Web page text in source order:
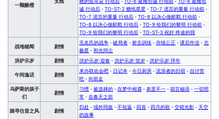
一颗酸橙
诚 行动后 · TO-ST-2 糖纸星星 · TO-7 谎言的重量 行动前 ·
TO-7 谎言的重量 行动后 · TO-8 以决心做邮戳 行动前 ·
TO-8 以决心做邮戳 行动后 · TO-9 绘我们的黎明 行动前 ·
TO-9 绘我们的黎明 行动后 · TO-ST-3 祝好 终途的我
战地秘闻 剧情
无名氏的战争 · 破局者 · 射击训练 · 存续公正 · 课后作业 · 北
极星 · 和光同尘
洪炉示岁
剧情 洪炉示岁·迎春 · 洪炉示岁·贺岁 · 洪炉示岁·拜年
午间逸话 剧情
来办联欢会吧 · 日记本 · 今日厨房 · 流浪者的归宿 · 自讨苦
吃 · 向前走
乌萨斯的孩子
们
剧情
习惯 · 被选择的 · 在梦中相遇 · 表里不一 · 胡言秘语 · 一切照
常 · 在春天之前
踏寻往昔之风 剧情
归处 · 域外同族 · 不知返 · 回首 · 四月的歌 · 交错光影 · 天空
的故事